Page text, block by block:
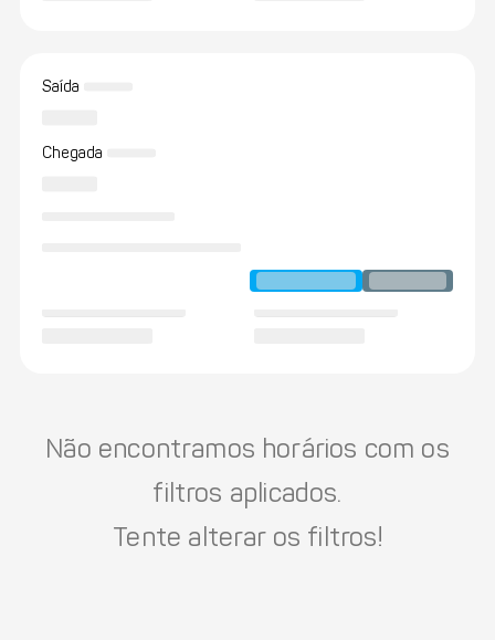
Saída
Chegada
Não encontramos horários com os
filtros aplicados.
Tente alterar os filtros!